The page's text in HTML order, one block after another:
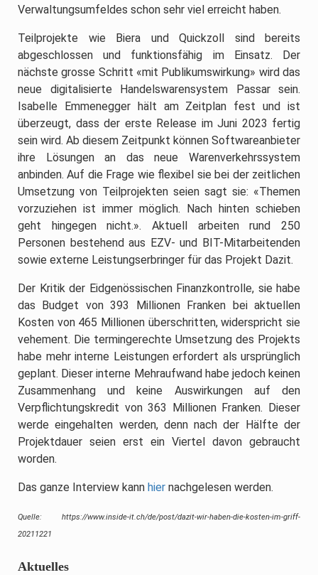
Verwaltungsumfeldes schon sehr viel erreicht haben.
Teilprojekte wie Biera und Quickzoll sind bereits
abgeschlossen und funktionsfähig im Einsatz. Der
nächste grosse Schritt «mit Publikumswirkung» wird das
neue digitalisierte Handelswarensystem Passar sein.
Isabelle Emmenegger hält am Zeitplan fest und ist
überzeugt, dass der erste Release im Juni 2023 fertig
sein wird. Ab diesem Zeitpunkt können Softwareanbieter
ihre Lösungen an das neue Warenverkehrssystem
anbinden. Auf die Frage wie flexibel sie bei der zeitlichen
Umsetzung von Teilprojekten seien sagt sie: «Themen
vorzuziehen ist immer möglich. Nach hinten schieben
geht hingegen nicht.». Aktuell arbeiten rund 250
Personen bestehend aus EZV- und BIT-Mitarbeitenden
sowie externe Leistungserbringer für das Projekt Dazit.
Der Kritik der Eidgenössischen Finanzkontrolle, sie habe
das Budget von 393 Millionen Franken bei aktuellen
Kosten von 465 Millionen überschritten, widerspricht sie
vehement. Die termingerechte Umsetzung des Projekts
habe mehr interne Leistungen erfordert als ursprünglich
geplant. Dieser interne Mehraufwand habe jedoch keinen
Zusammenhang und keine Auswirkungen auf den
Verpflichtungskredit von 363 Millionen Franken. Dieser
werde eingehalten werden, denn nach der Hälfte der
Projektdauer seien erst ein Viertel davon gebraucht
worden.
Das ganze Interview kann hier nachgelesen werden.
Quelle: https://www.inside-it.ch/de/post/dazit-wir-haben-die-kosten-im-griff-
20211221
Aktuelles